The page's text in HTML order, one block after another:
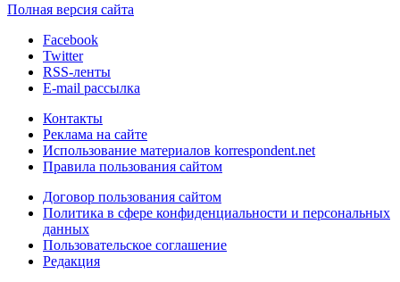
Полная версия сайта
Facebook
Twitter
RSS-ленты
E-mail рассылка
Контакты
Реклама на сайте
Использование материалов korrespondent.net
Правила пользования сайтом
Договор пользования сайтом
Политика в сфере конфиденциальности и персональных
данных
Пользовательское соглашение
Редакция